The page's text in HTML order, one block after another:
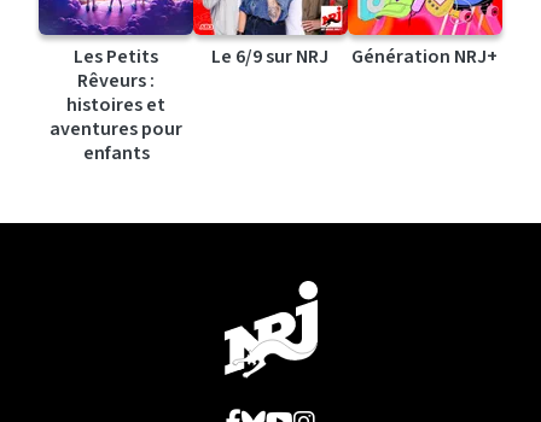
Les Petits
Rêveurs :
histoires et
aventures pour
enfants
Le 6/9 sur NRJ Génération NRJ+